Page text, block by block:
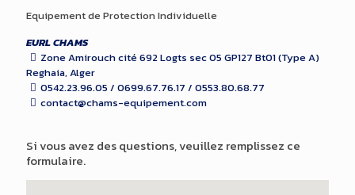
Equipement de Protection Individuelle
EURL CHAMS
Zone Amirouch cité 692 Logts sec 05 GP127 Bt01 (Type A)
Reghaia, Alger
0542.23.96.05 / 0699.67.76.17 / 0553.80.68.77
contact@chams-equipement.com
Si vous avez des questions, veuillez remplissez ce
formulaire.